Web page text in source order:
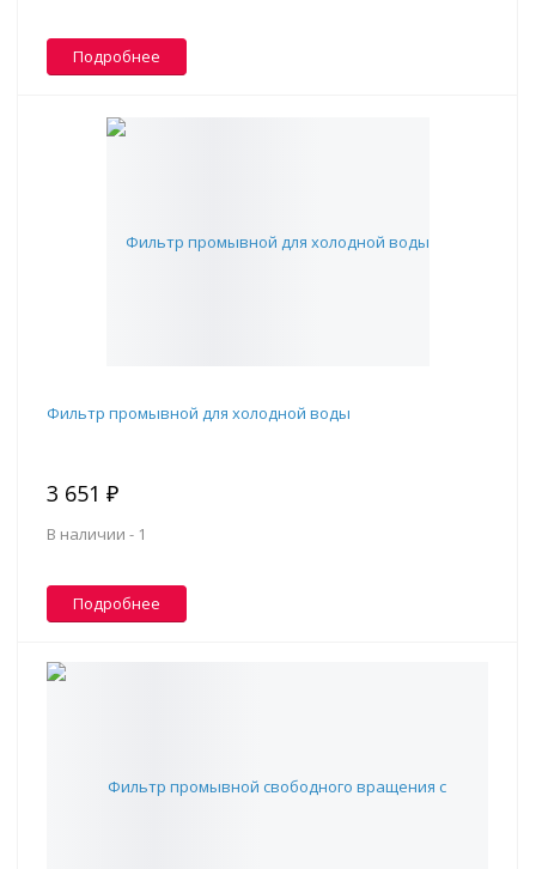
Подробнее
Фильтр промывной для холодной воды
3 651 ₽
В наличии - 1
Подробнее